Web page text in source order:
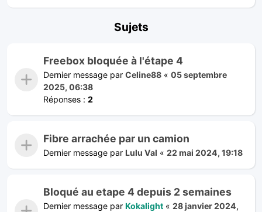
Sujets
Freebox bloquée à l'étape 4
Dernier message par Celine88 « 05 septembre
2025, 06:38
Réponses : 2
Fibre arrachée par un camion
Dernier message par Lulu Val « 22 mai 2024, 19:18
Bloqué au etape 4 depuis 2 semaines
Dernier message par Kokalight « 28 janvier 2024,